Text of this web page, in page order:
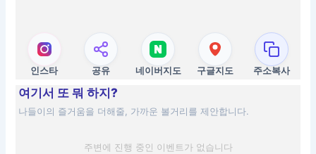
인스타 공유 네이버지도 구글지도 주소복사
여기서 또 뭐 하지?
나들이의 즐거움을 더해줄, 가까운 볼거리를 제안합니다.
주변에 진행 중인 이벤트가 없습니다